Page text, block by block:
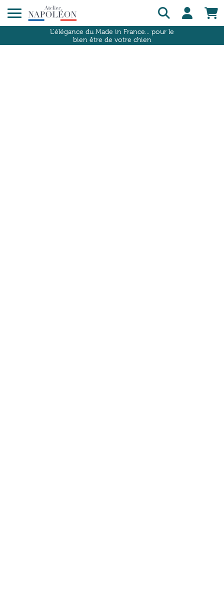
L'élégance du Made in France... pour le
bien être de votre chien